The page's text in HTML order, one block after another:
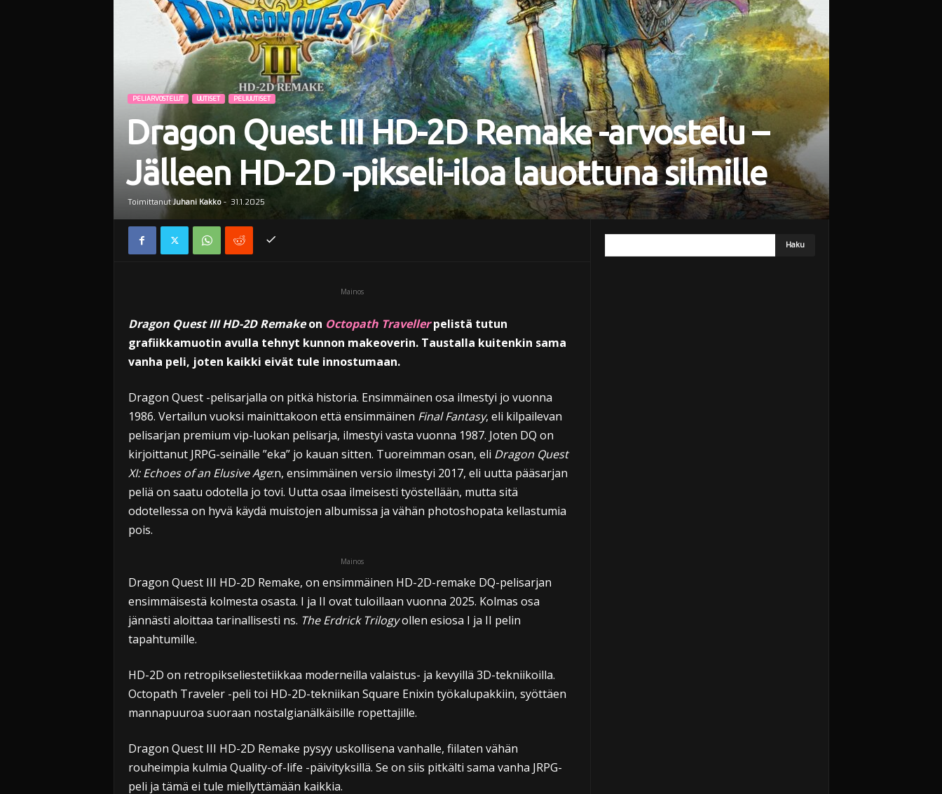
PELIARVOSTELUT UUTISET PELIUUTISET
Dragon Quest III HD-2D Remake -arvostelu –
Jälleen HD-2D -pikseli-iloa lauottuna silmille
Toimittanut Juhani Kakko- 31.1.2025
Mainos
Dragon Quest III HD-2D Remakeon Octopath Travellerpelistä tutun
grafiikkamuotin avulla tehnyt kunnon makeoverin. Taustalla kuitenkin sama
vanha peli, joten kaikki eivät tule innostumaan.
Dragon Quest -pelisarjalla on pitkä historia. Ensimmäinen osa ilmestyi jo vuonna
1986. Vertailun vuoksi mainittakoon että ensimmäinen Final Fantasy, eli kilpailevan
pelisarjan premium vip-luokan pelisarja, ilmestyi vasta vuonna 1987. Joten DQ on
kirjoittanut JRPG-seinälle ”eka” jo kauan sitten. Tuoreimman osan, eli Dragon Quest
XI: Echoes of an Elusive Age:n, ensimmäinen versio ilmestyi 2017, eli uutta pääsarjan
peliä on saatu odotella jo tovi. Uutta osaa ilmeisesti työstellään, mutta sitä
odotellessa on hyvä käydä muistojen albumissa ja vähän photoshopata kellastumia
pois.
Mainos
Dragon Quest III HD-2D Remake, on ensimmäinen HD-2D-remake DQ-pelisarjan
ensimmäisestä kolmesta osasta. I ja II ovat tuloillaan vuonna 2025. Kolmas osa
jännästi aloittaa tarinallisesti ns. The Erdrick Trilogyollen esiosa I ja II pelin
tapahtumille.
HD-2D on retropikseliestetiikkaa moderneilla valaistus- ja kevyillä 3D-tekniikoilla.
Octopath Traveler -peli toi HD-2D-tekniikan Square Enixin työkalupakkiin, syöttäen
mannapuuroa suoraan nostalgianälkäisille ropettajille.
Dragon Quest III HD-2D Remake pysyy uskollisena vanhalle, fiilaten vähän
rouheimpia kulmia Quality-of-life -päivityksillä. Se on siis pitkälti sama vanha JRPG-
peli ja tämä ei tule miellyttämään kaikkia.